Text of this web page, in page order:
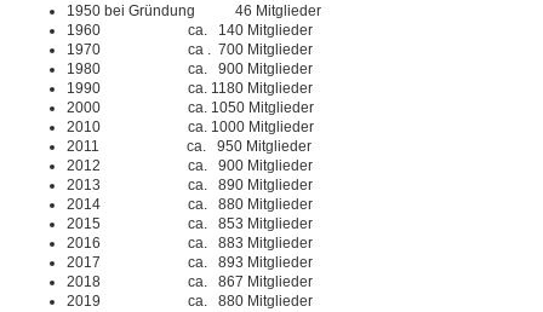
1950 bei Gründung 46 Mitglieder
1960 ca. 140 Mitglieder
1970 ca . 700 Mitglieder
1980 ca. 900 Mitglieder
1990 ca. 1180 Mitglieder
2000 ca. 1050 Mitglieder
2010 ca. 1000 Mitglieder
2011 ca. 950 Mitglieder
2012 ca. 900 Mitglieder
2013 ca. 890 Mitglieder
2014 ca. 880 Mitglieder
2015 ca. 853 Mitglieder
2016 ca. 883 Mitglieder
2017 ca. 893 Mitglieder
2018 ca. 867 Mitglieder
2019 ca. 880 Mitglieder